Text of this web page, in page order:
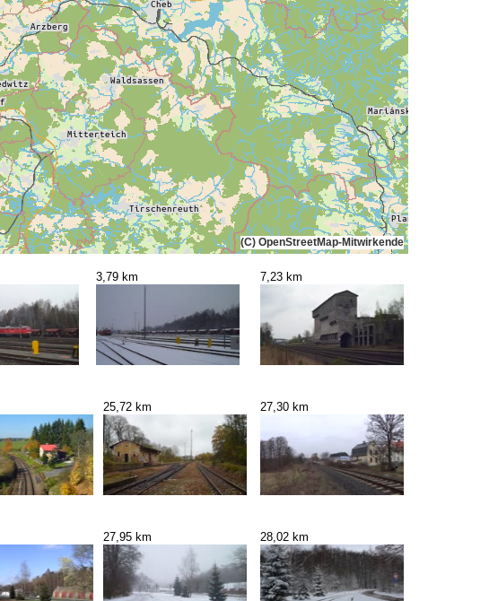
(C) OpenStreetMap-Mitwirkende
3,79 km 7,23 km
25,72 km 27,30 km
27,95 km 28,02 km